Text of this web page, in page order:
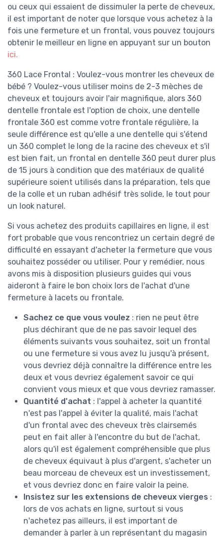
ou ceux qui essaient de dissimuler la perte de cheveux,
il est important de noter que lorsque vous achetez à la
fois une fermeture et un frontal, vous pouvez toujours
obtenir le meilleur en ligne en appuyant sur un bouton
ici.
360 Lace Frontal : Voulez-vous montrer les cheveux de
bébé ? Voulez-vous utiliser moins de 2-3 mèches de
cheveux et toujours avoir l'air magnifique, alors 360
dentelle frontale est l'option de choix, une dentelle
frontale 360 est comme votre frontale régulière, la
seule différence est qu'elle a une dentelle qui s'étend
un 360 complet le long de la racine des cheveux et s'il
est bien fait, un frontal en dentelle 360 peut durer plus
de 15 jours à condition que des matériaux de qualité
supérieure soient utilisés dans la préparation, tels que
de la colle et un ruban adhésif très solide, le tout pour
un look naturel.
Si vous achetez des produits capillaires en ligne, il est
fort probable que vous rencontriez un certain degré de
difficulté en essayant d'acheter la fermeture que vous
souhaitez posséder ou utiliser. Pour y remédier, nous
avons mis à disposition plusieurs guides qui vous
aideront à faire le bon choix lors de l'achat d'une
fermeture à lacets ou frontale.
Sachez ce que vous voulez : rien ne peut être
plus déchirant que de ne pas savoir lequel des
éléments suivants vous souhaitez, soit un frontal
ou une fermeture si vous avez lu jusqu'à présent,
vous devriez déjà connaître la différence entre les
deux et vous devriez également savoir ce qui
convient vous mieux et que vous devriez ramasser.
Quantité d'achat : l'appel à acheter la quantité
n'est pas l'appel à éviter la qualité, mais l'achat
d'un frontal avec des cheveux très clairsemés
peut en fait aller à l'encontre du but de l'achat,
alors qu'il est également compréhensible que plus
de cheveux équivaut à plus d'argent, s'acheter un
beau morceau de cheveux est un investissement,
et vous devriez donc en faire valoir la peine.
Insistez sur les extensions de cheveux vierges :
lors de vos achats en ligne, surtout si vous
n'achetez pas ailleurs, il est important de
demander à parler à un représentant du magasin